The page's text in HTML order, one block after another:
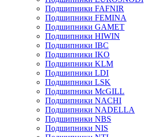
Подшипники FAFNIR
Подшипники FEMINA
Подшипники GAMET
Подшипники HIWIN
Подшипники IBC
Подшипники IKO
Подшипники KLM
Подшипники LDI
Подшипники LSK
Подшипники McGILL
Подшипники NACHI
Подшипники NADELLA
Подшипники NBS
Подшипники NIS